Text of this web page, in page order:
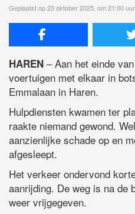
Geplaatst op 23 oktober 2025, om 21:00 uur
HAREN – Aan het einde
voertuigen met elkaar in
Emmalaan in Haren.
Hulpdiensten kwamen ter
raakte niemand gewond.
aanzienlijke schade op en
afgesleept.
Het verkeer ondervond
aanrijding. De weg is na de
weer vrijgegeven.